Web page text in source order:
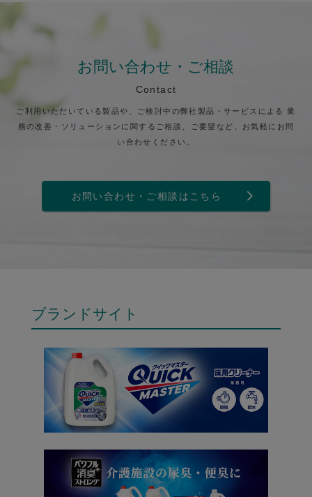
お問い合わせ・ご相談
Contact
ご利用いただいている製品や、ご検討中の弊社製品・サービスによる 業
務の改善・ソリューションに関するご相談、ご要望など、お気軽にお問
い合わせください。
お問い合わせ・ご相談はこちら
ブランドサイト